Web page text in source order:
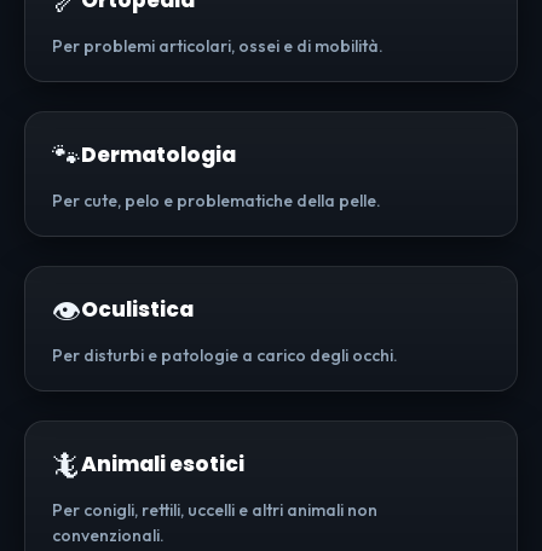
Per problemi articolari, ossei e di mobilità.
🐾Dermatologia
Per cute, pelo e problematiche della pelle.
👁️Oculistica
Per disturbi e patologie a carico degli occhi.
🦎Animali esotici
Per conigli, rettili, uccelli e altri animali non
convenzionali.